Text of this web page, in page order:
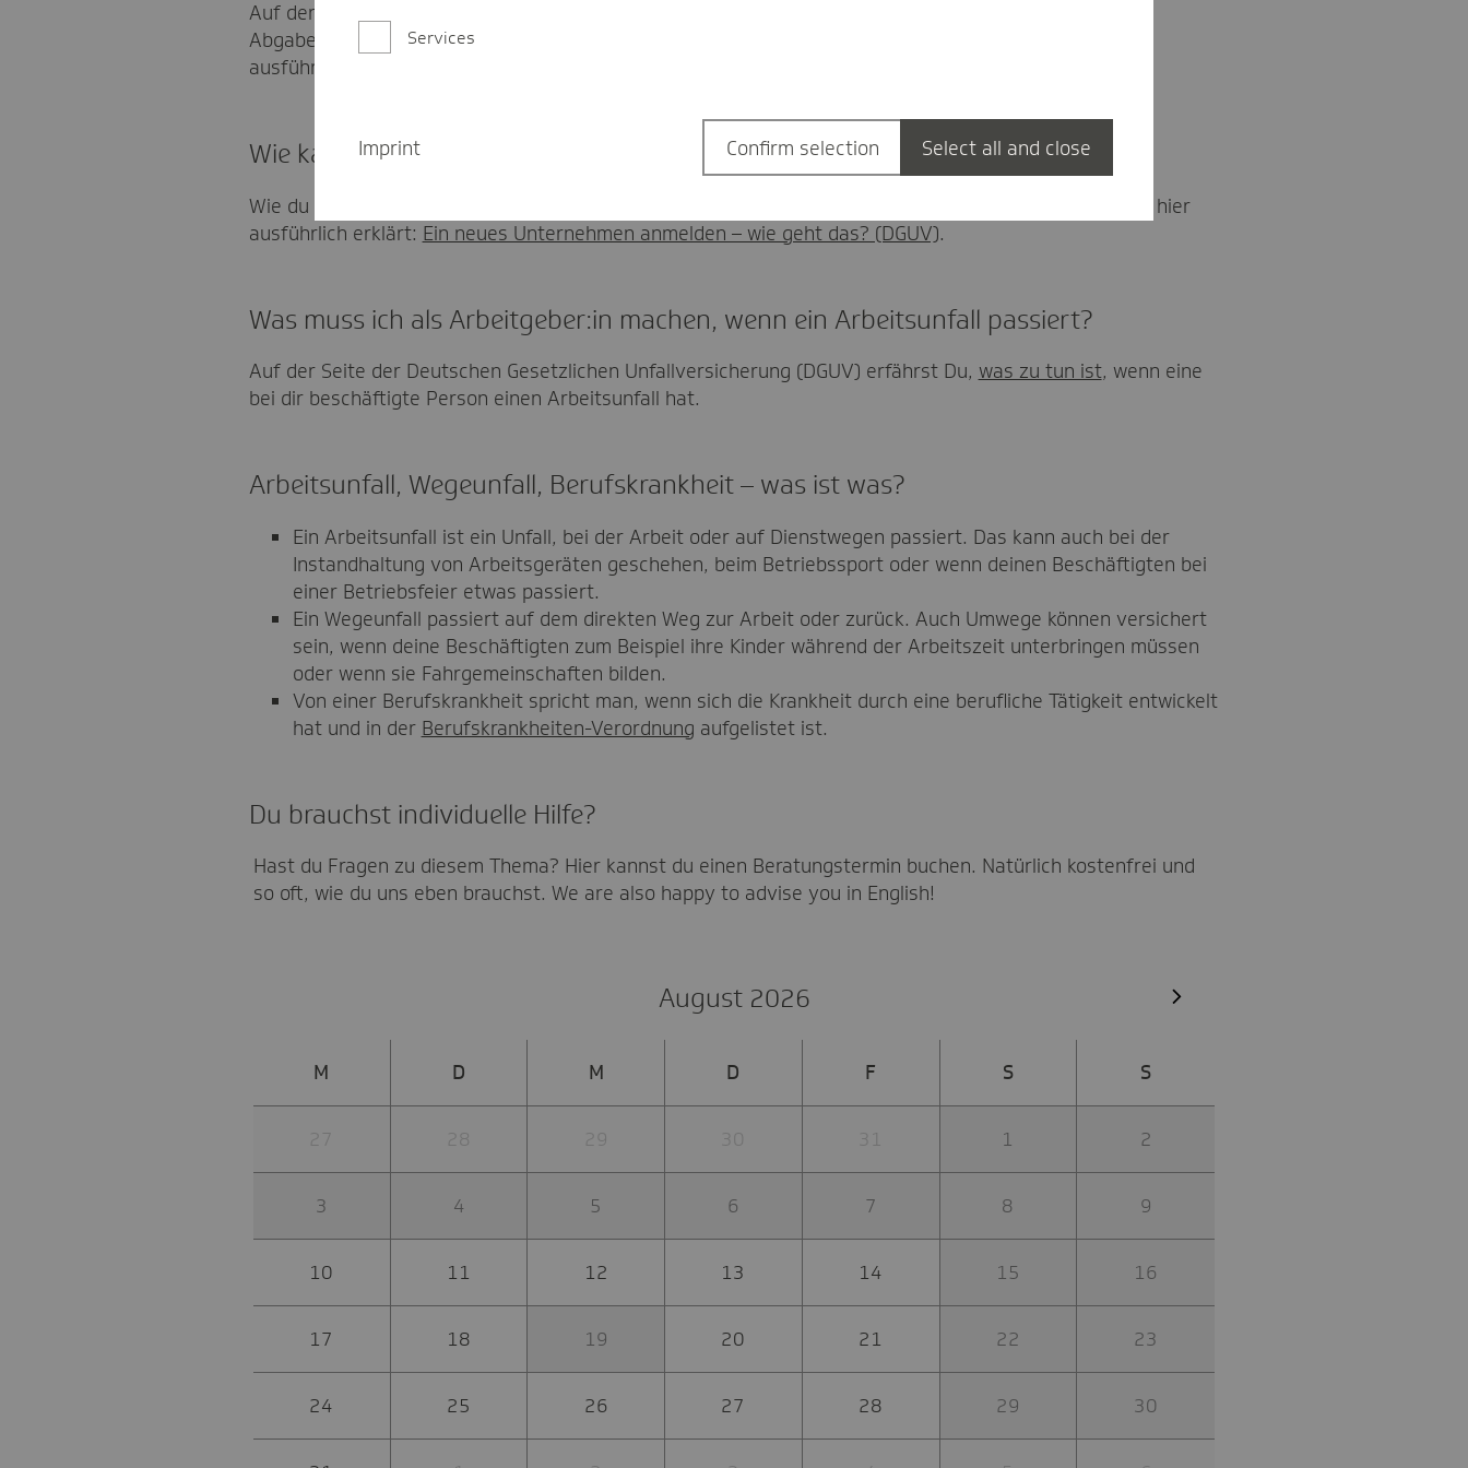
Auf der
Abgabe der Jahresmeldung über das SV-Meldeportal, einen Erklärfilm zum Meldeverfahren und eine
ausführliche Broschüre zu den UV-Meldungen.
Wie kann ich mein Startup bei der Unfallversicherung anmelden?
Wie du dein Unternehmen bei der Deutschen Gesetzlichen Unfallversicherung (DGUV) anmeldest, wird hier
ausführlich erklärt: Ein neues Unternehmen anmelden – wie geht das? (DGUV).
Was muss ich als Arbeitgeber:in machen, wenn ein Arbeitsunfall passiert?
Auf der Seite der Deutschen Gesetzlichen Unfallversicherung (DGUV) erfährst Du, was zu tun ist, wenn eine
bei dir beschäftigte Person einen Arbeitsunfall hat.
Arbeitsunfall, Wegeunfall, Berufskrankheit – was ist was?
Ein Arbeitsunfall ist ein Unfall, bei der Arbeit oder auf Dienstwegen passiert. Das kann auch bei der
Instandhaltung von Arbeitsgeräten geschehen, beim Betriebssport oder wenn deinen Beschäftigten bei
einer Betriebsfeier etwas passiert.
Ein Wegeunfall passiert auf dem direkten Weg zur Arbeit oder zurück. Auch Umwege können versichert
sein, wenn deine Beschäftigten zum Beispiel ihre Kinder während der Arbeitszeit unterbringen müssen
oder wenn sie Fahrgemeinschaften bilden.
Von einer Berufskrankheit spricht man, wenn sich die Krankheit durch eine berufliche Tätigkeit entwickelt
hat und in der Berufskrankheiten-Verordnung aufgelistet ist.
Du brauchst individuelle Hilfe?
Hast du Fragen zu diesem Thema? Hier kannst du einen Beratungstermin buchen. Natürlich kostenfrei und
so oft, wie du uns eben brauchst. We are also happy to advise you in English!
August 2026
M D M D F S S
27 28 29 30 31 1 2
3 4 5 6 7 8 9
10 11 12 13 14 15 16
17 18 19 20 21 22 23
24 25 26 27 28 29 30
Services
Imprint Confirm selection Select all and close